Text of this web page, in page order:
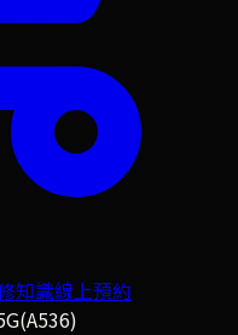
知識線上預約